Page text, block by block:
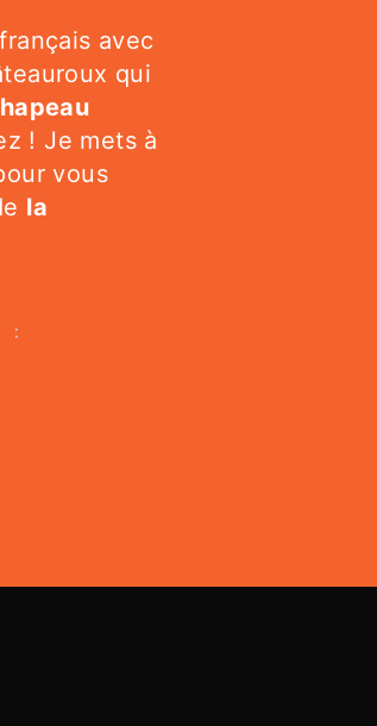
avec
qui
! Je mets à
vous
la
: